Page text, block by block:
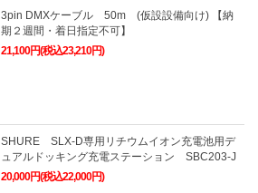
3pin DMXケーブル 50m (仮設設備向け) 【納
期２週間・着日指定不可】
21,100円(税込23,210円)
SHURE SLX-D専用リチウムイオン充電池用デ
ュアルドッキング充電ステーション SBC203-J
20,000円(税込22,000円)